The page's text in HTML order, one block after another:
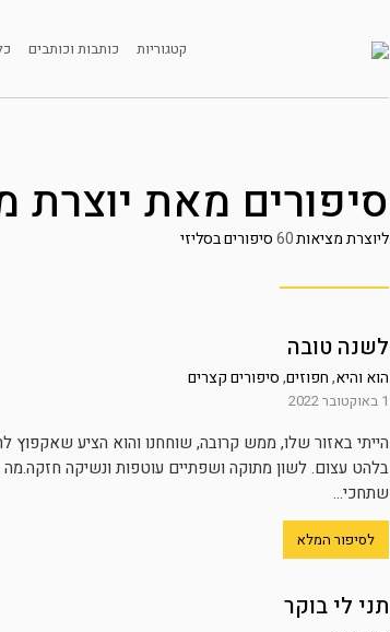
קטגוריות כותבות וכותבים
סיפורים מאת יוצרת
ליוצרת מציאות60סיפורים בסליזי
לשנה טובה
הוא והיא,חפוזים,סיפורים קצרים
1 באוקטובר 2022
הייתי באזור שלו, ממש קרובה, שוחחנו והוא הציע שאקפוץ
בלהט עצום. לשון מתוקה ושפתיים עוטפות ונשיקה
שתחכי...
לסיפור המלא
תני לי בוקר